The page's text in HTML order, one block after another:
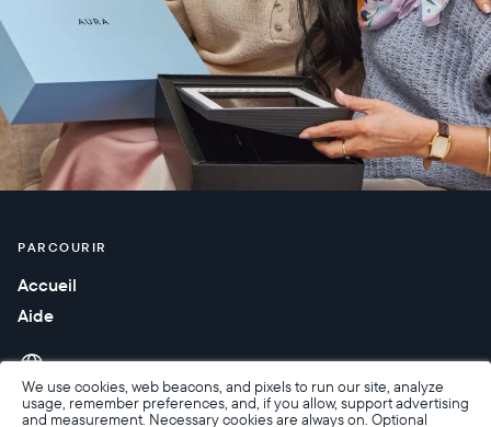
We use cookies, web beacons, and pixels to run our site, analyze
usage, remember preferences, and, if you allow, support advertising
and measurement. Necessary cookies are always on. Optional
PARCOURIR
Accueil
Aide